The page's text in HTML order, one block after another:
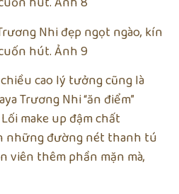
cao lý tưởng cũng là
Trương Nhi “ăn điểm”
make up đậm chất
những đường nét thanh tú
viên thêm phần mặn mà,